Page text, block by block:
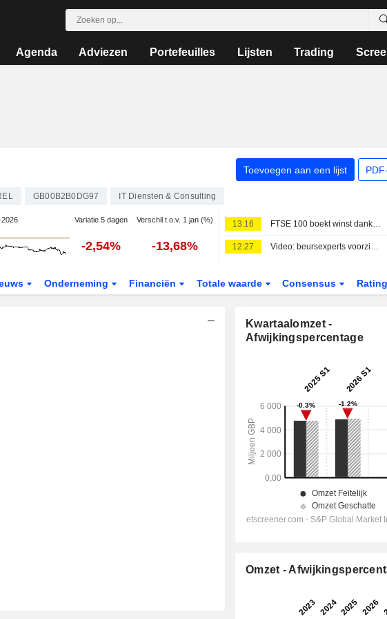
Agenda Adviezen Portefeuilles Lijsten Trading
Toevoegen aan een lijst
GB00B2B0DG97 IT Diensten & Consulting
Variatie 5 dagen Verschil t.o.v. 1 jan (%)
-2,54% -13,68%
13:16 FTSE 100 boekt winst dankzij koerssprong Diageo na cijfers
12:27 Video: beursexperts voorzichtig optimistisch voor langere termijn
Onderneming Financiën Totale waarde Consensus
Kwartaalomzet -
Afwijkingspercentage
Omzet -